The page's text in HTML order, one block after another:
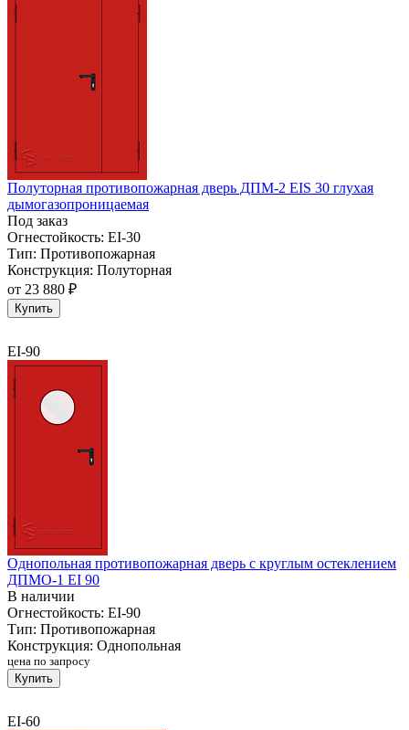
Полуторная противопожарная дверь ДПМ-2 EIS 30 глухая
дымогазопроницаемая
Под заказ
Огнестойкость: EI-30
Тип: Противопожарная
Конструкция: Полуторная
от 23 880 ₽
Купить
EI-90
Однопольная противопожарная дверь с круглым остеклением
ДПМО-1 EI 90
В наличии
Огнестойкость: EI-90
Тип: Противопожарная
Конструкция: Однопольная
цена по запросу
Купить
EI-60